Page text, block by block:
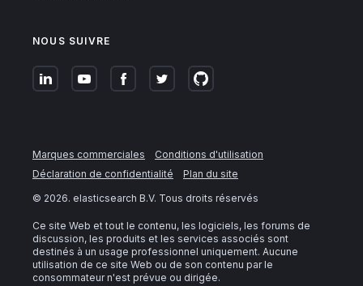
NOUS SUIVRE
Marques commerciales
Conditions d'utilisation
Déclaration de confidentialité
Plan du site
© 2026. elasticsearch B.V. Tous droits réservés
Ce site Web et tout le contenu, les logiciels, les forums de
discussion, les produits et les services associés sont
destinés à un usage professionnel uniquement. Aucune
utilisation de ce site Web ou de son contenu par le
consommateur n'est prévue ou dirigée.